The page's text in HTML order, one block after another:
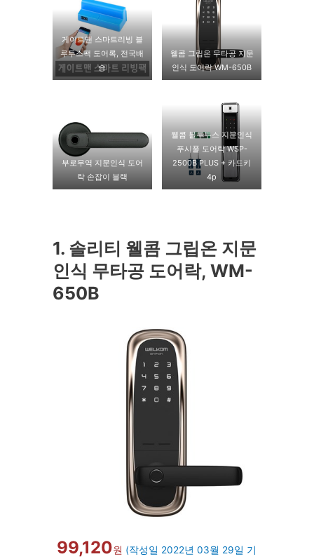
게이트맨 스마트리빙 블
루투스팩 도어록, 전국배
송
웰콤 그립온 무타공 지문
인식 도어락 WM-650B
부로무역 지문인식 도어
락 손잡이 블랙
웰콤 블루투스 지문인식
푸시풀 도어락 WSP-
2500B PLUS + 카드키
4p
1. 솔리티 웰콤 그립온 지문
인식 무타공 도어락, WM-
650B
99,120원 (작성일 2022년 03월 29일 기